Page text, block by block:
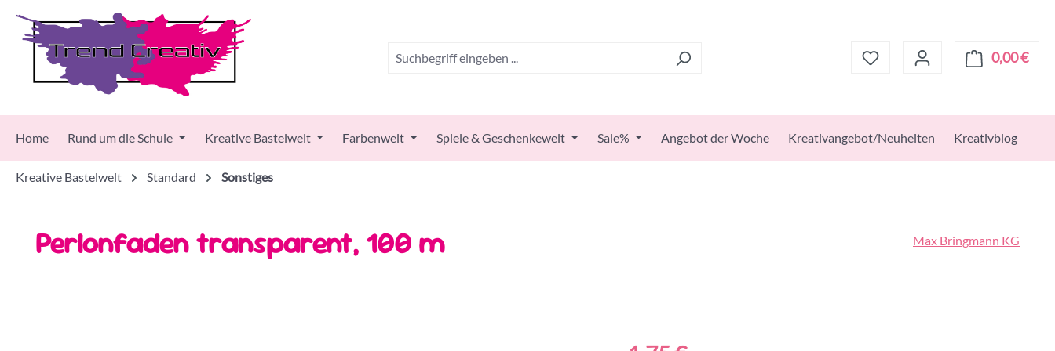
Hauptinhalt springen
Zur Suche springen
Zur Hauptnavigation springen
0,00 €
Home Rund um die Schule Kreative Bastelwelt Farbenwelt Spiele & Geschenkewelt Sale% Angebot der Woche Kreativangebot/Neuheiten Kreativblog
Kreative Bastelwelt Standard Sonstiges
Perlonfaden transparent, 100 m Max Bringmann KG
Regulärer Preis: